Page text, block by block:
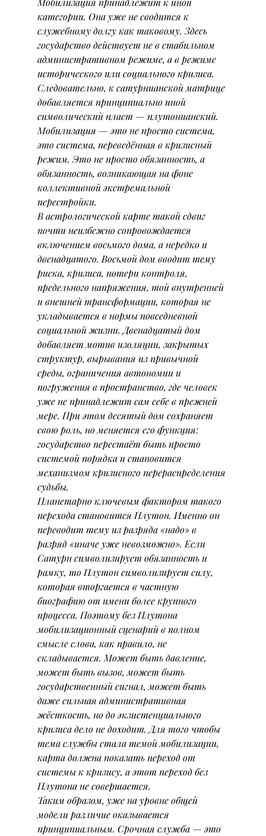
категории. Она уже не сводится к
служебному долгу как таковому. Здесь
государство действует не в стабильном
административном режиме, а в режиме
исторического или социального кризиса.
Следовательно, к сатурнианской матрице
добавляется принципиально иной
символический пласт — плутонианский.
Мобилизация — это не просто система,
это система, переведённая в кризисный
режим. Это не просто обязанность, а
обязанность, возникающая на фоне
коллективной экстремальной
перестройки.
В астрологической карте такой сдвиг
почти неизбежно сопровождается
включением восьмого дома, а нередко и
двенадцатого. Восьмой дом вводит тему
риска, кризиса, потери контроля,
предельного напряжения, той внутренней
и внешней трансформации, которая не
укладывается в нормы повседневной
социальной жизни. Двенадцатый дом
добавляет мотив изоляции, закрытых
структур, вырывания из привычной
среды, ограничения автономии и
погружения в пространство, где человек
уже не принадлежит сам себе в прежней
мере. При этом десятый дом сохраняет
свою роль, но меняется его функция:
государство перестаёт быть просто
системой порядка и становится
механизмом кризисного перераспределения
судьбы.
Планетарно ключевым фактором такого
перехода становится Плутон. Именно он
переводит тему из разряда «надо» в
разряд «иначе уже невозможно». Если
Сатурн символизирует обязанность и
рамку, то Плутон символизирует силу,
которая вторгается в частную
биографию от имени более крупного
процесса. Поэтому без Плутона
мобилизационный сценарий в полном
смысле слова, как правило, не
складывается. Может быть давление,
может быть вызов, может быть
государственный сигнал, может быть
даже сильная административная
жёсткость, но до экзистенциального
кризиса дело не доходит. Для того чтобы
тема службы стала темой мобилизации,
карта должна показать переход от
системы к кризису, а этот переход без
Плутона не совершается.
Таким образом, уже на уровне общей
модели различие оказывается
принципиальным. Срочная служба — это